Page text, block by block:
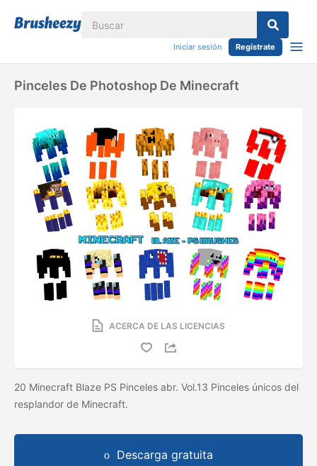
Iniciar sesión Regístrate
Pinceles De Photoshop De Minecraft
ACERCA DE LAS LICENCIAS
20 Minecraft Blaze PS Pinceles abr. Vol.13 Pinceles únicos del
resplandor de Minecraft.
Descarga gratuita